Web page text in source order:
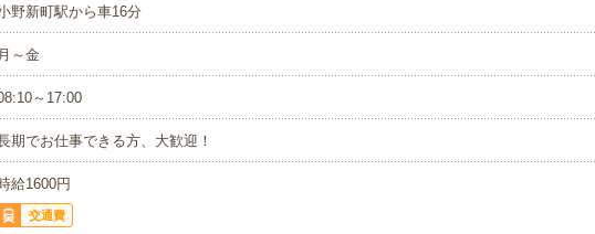
野新町駅から車16分
月～金
～17:00
期でお仕事できる方、大歓迎！
給1600円
交通費